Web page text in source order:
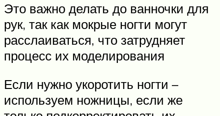
Это важно делать до ванночки для
рук, так как мокрые ногти могут
расслаиваться, что затрудняет
процесс их моделирования
Если нужно укоротить ногти –
используем ножницы, если же